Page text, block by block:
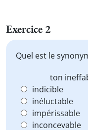
Exercice 2
Quel est le
ton
indicible
inéluctable
impérissable
inconcevable